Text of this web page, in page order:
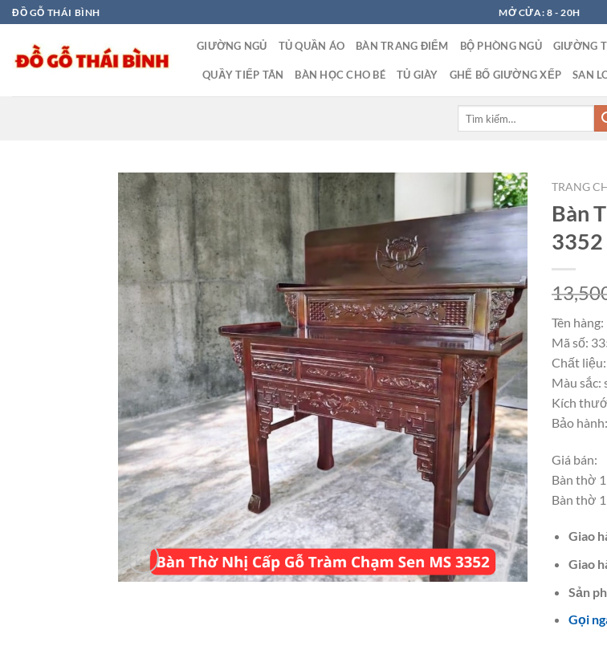
Bỏ
qua
dung
ĐỒ GỖ THÁI BÌNH MỞ CỬA: 8 - 20H
GIƯỜNG NGỦ TỦ QUẦN ÁO BÀN TRANG ĐIỂM BỘ PHÒNG NGỦ GIƯỜNG
QUẦY TIẾP TÂN BÀN HỌC CHO BÉ TỦ GIÀY GHẾ BỐ GIƯỜNG XẾP SAN
TRANG
Bàn
3352
Tên
Mã số:
Chất
Màu sắc:
Kích
Bảo
Giá bán:
Bàn thờ
Bàn thờ
Giao
Giao
Sản
Gọi